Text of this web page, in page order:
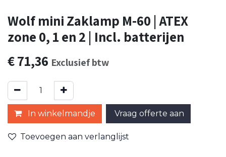
Wolf mini Zaklamp M-60 | ATEX
zone 0, 1 en 2 | Incl. batterijen
€71,36 Exclusief btw
In winkelmandje Vraag offerte aan
Toevoegen aan verlanglijst